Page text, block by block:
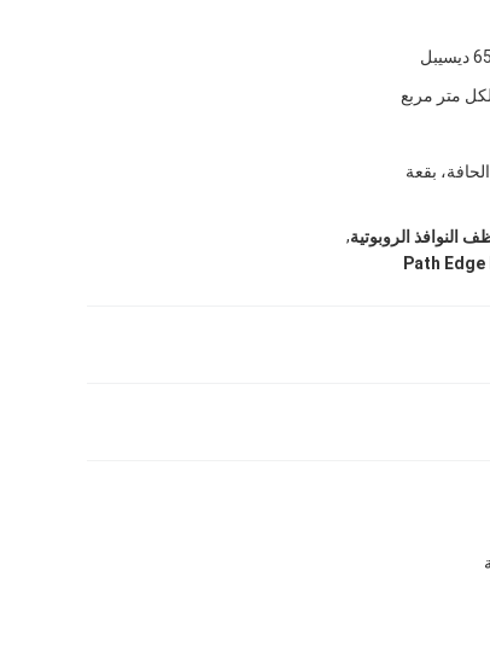
بقعة
النوافذ الروبوتية,
Path